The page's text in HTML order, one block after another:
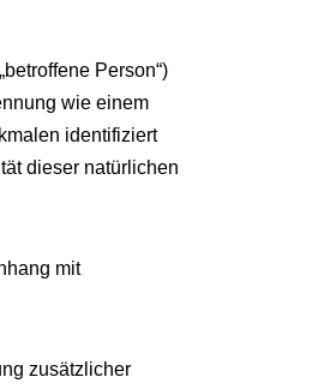
Person“)
wie einem
identifiziert
dieser natürlichen
mit
zusätzlicher